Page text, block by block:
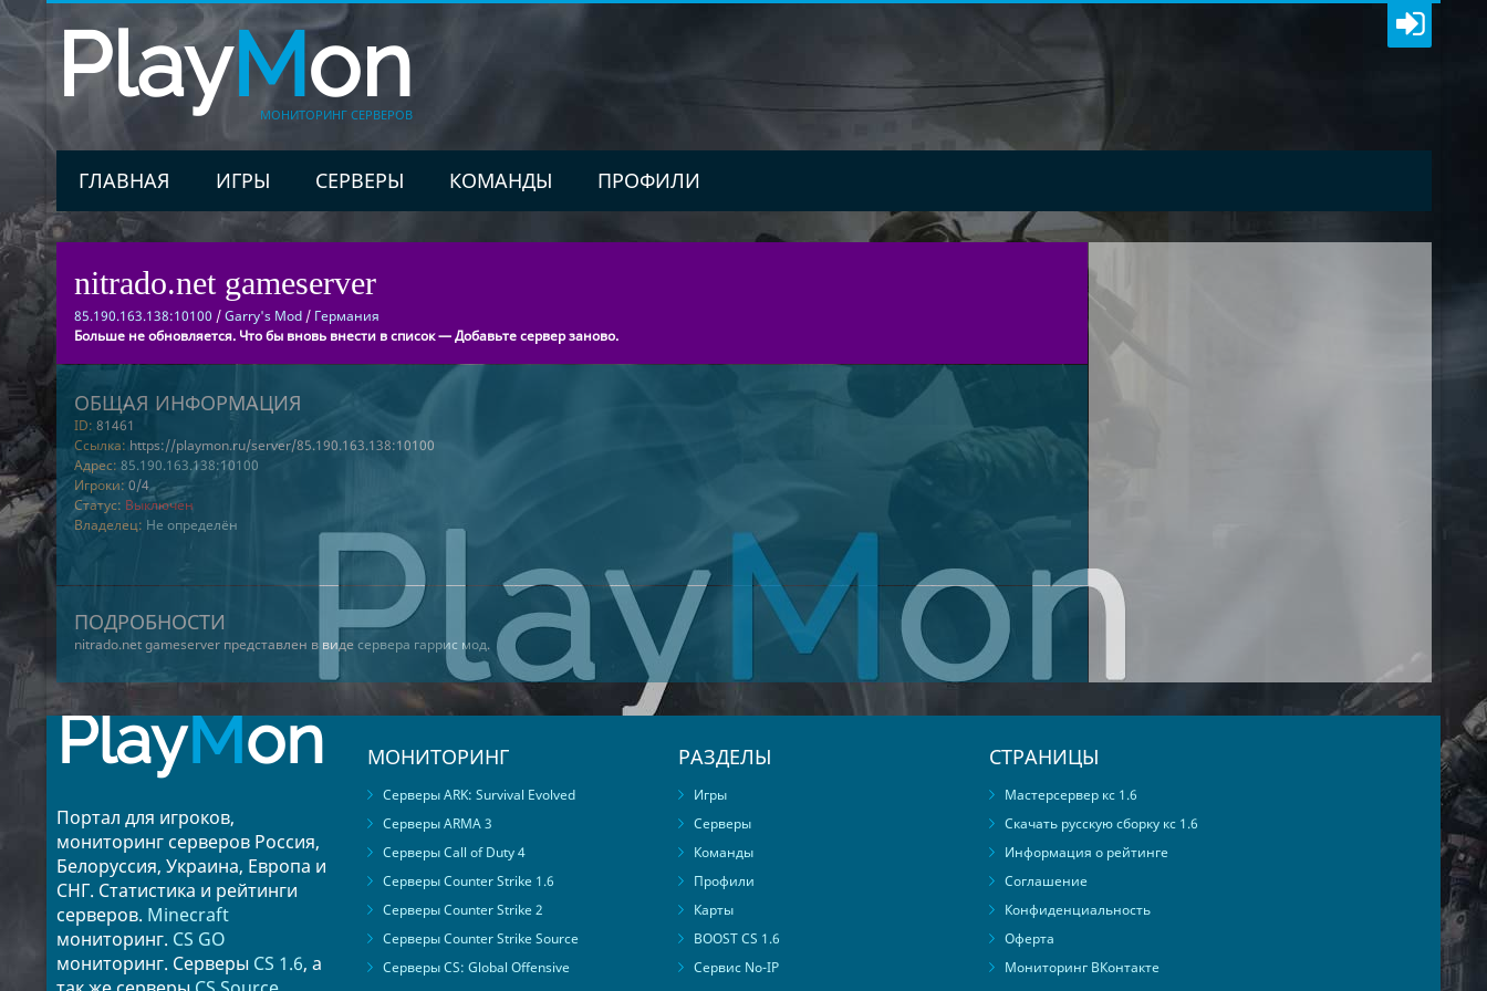
PlayMon
МОНИТОРИНГ СЕРВЕРОВ
ГЛАВНАЯ ИГРЫ СЕРВЕРЫ КОМАНДЫ ПРОФИЛИ
nitrado.net gameserver
85.190.163.138:10100 /Garry's Mod/ Германия
Больше не обновляется. Что бы вновь внести в список — Добавьте сервер заново.
ОБЩАЯ ИНФОРМАЦИЯ
ID: 81461
Ссылка: https://playmon.ru/server/85.190.163.138:10100
Адрес: 85.190.163.138:10100
Игроки: 0/4
Статус: Выключен
Владелец: Не определён
ПОДРОБНОСТИ
nitrado.net gameserver представлен в виде сервера гаррис мод.
PlayMon
Портал для игроков,
мониторинг серверов Россия,
Белоруссия, Украина, Европа и
СНГ. Статистика и рейтинги
серверов. Minecraft
мониторинг. CS GO
мониторинг. Серверы CS 1.6, а
МОНИТОРИНГ
Серверы ARK: Survival Evolved
Серверы ARMA 3
Серверы Call of Duty 4
Серверы Counter Strike 1.6
Серверы Counter Strike 2
Серверы Counter Strike Source
Серверы CS: Global Offensive
РАЗДЕЛЫ
Игры
Серверы
Команды
Профили
Карты
BOOST CS 1.6
Сервис No-IP
СТРАНИЦЫ
Мастерсервер кс 1.6
Скачать русскую сборку кс 1.6
Информация о рейтинге
Соглашение
Конфиденциальность
Оферта
Мониторинг ВКонтакте